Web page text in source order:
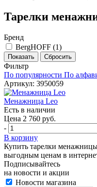
Тарелки
Бренд
BergHOFF (1)
Фильтр
По популярности По
Артикул: 3950059
Менажница Leo
Есть в наличии
Цена 2 760 руб.
-
В корзину
Купить тарелки
выгодным ценам в
Подписывайтесь
на новости и акции
Новости магазина